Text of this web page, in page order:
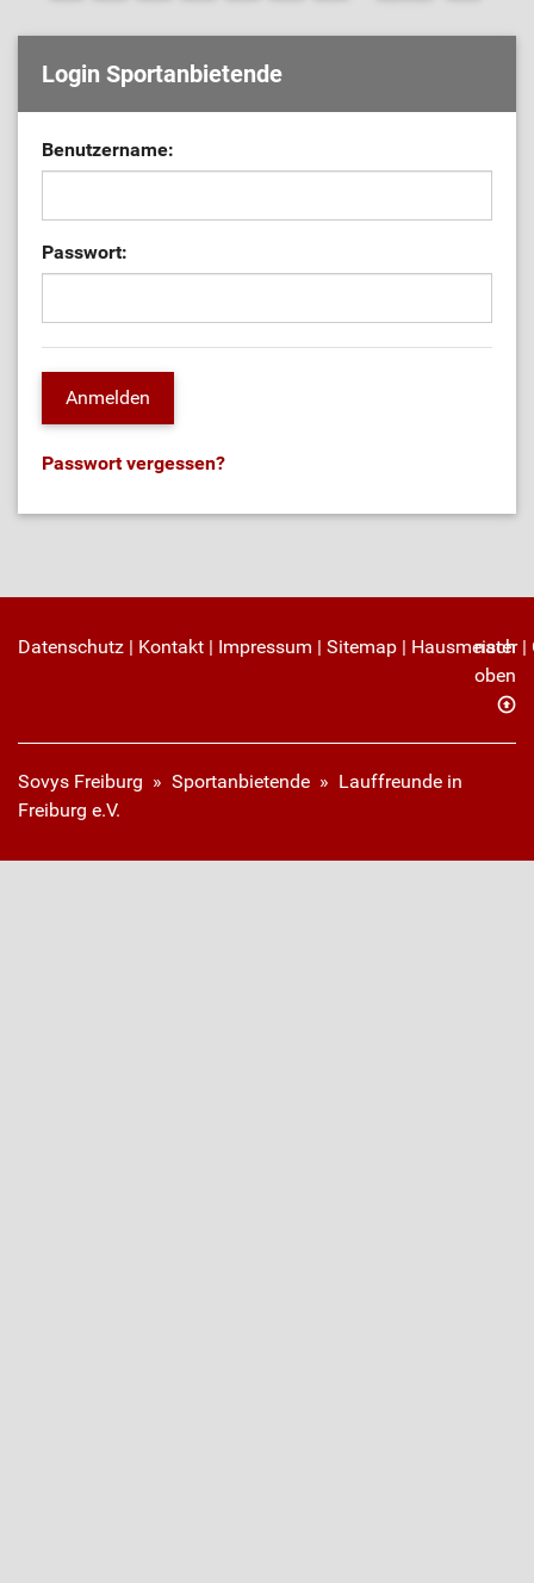
Login Sportanbietende
Benutzername:
Passwort:
Passwort vergessen?
Datenschutz | Kontakt | Impressum | Sitemap | Hausmeister|
nach
oben
Sovys Freiburg » Sportanbietende » Lauffreunde in
Freiburg e.V.